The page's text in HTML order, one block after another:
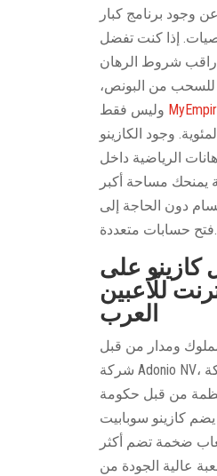
وجود برنامج كبار
إذا كنت تفضل
راقب شروط الرهان
للسحب من البونص،
وجود الكازينو
الرياضية داخل
يمنحك مساحة أكبر
دون الحاجة إلى
فتح حسابات متعددة.
كازينو على
للّاعبين
العرب
مملوك ومدار من قبل
شركة Adonio NV، وهي شركة
من قبل حكومة
كازينو سوبابيت
ضخمة تضم أكثر
6000 لعبة عالية الجودة من